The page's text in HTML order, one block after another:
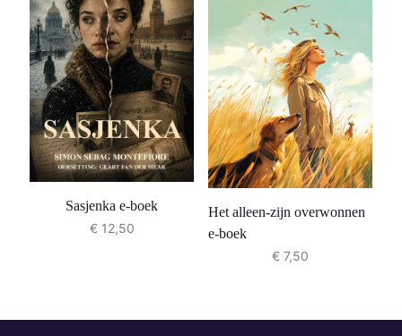
Sasjenka e-boek
€12,50
Het alleen-zijn overwonnen
e-boek
€7,50